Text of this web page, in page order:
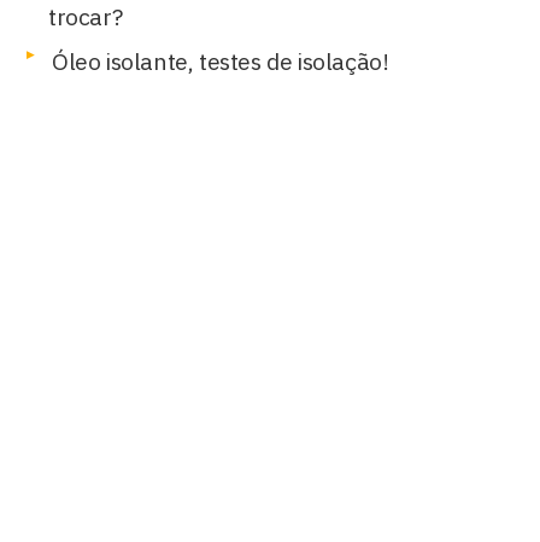
trocar?
Óleo isolante, testes de isolação!